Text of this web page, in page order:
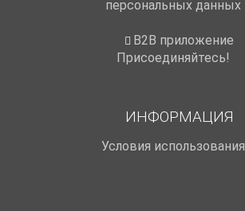
персональных данных
B2B приложение
Присоединяйтесь!
ИНФОРМАЦИЯ
Условия использования